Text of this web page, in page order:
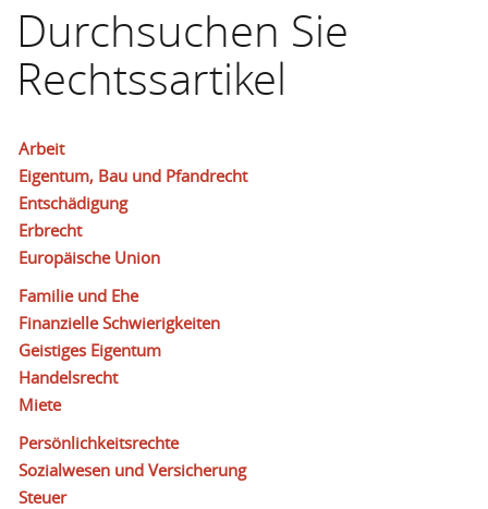
Durchsuchen Sie
Rechtssartikel
Arbeit
Eigentum, Bau und Pfandrecht
Entschädigung
Erbrecht
Europäische Union
Familie und Ehe
Finanzielle Schwierigkeiten
Geistiges Eigentum
Handelsrecht
Miete
Persönlichkeitsrechte
Sozialwesen und Versicherung
Steuer